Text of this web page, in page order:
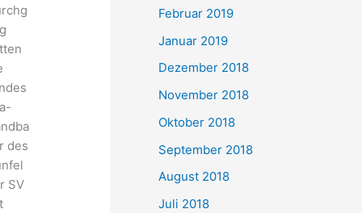
des
SV
Februar 2019
Januar 2019
Dezember 2018
November 2018
Oktober 2018
September 2018
August 2018
Juli 2018